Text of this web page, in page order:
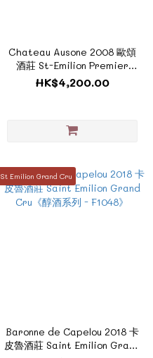
Chateau Ausone 2008 歐頌
酒莊 St-Emilion Premier
Grand Cru Classe
A《ZTF1191C》
HK$4,200.00
St Emilion Grand Cru
Baronne de Capelou 2018 卡
皮魯酒莊 Saint Emilion Grand